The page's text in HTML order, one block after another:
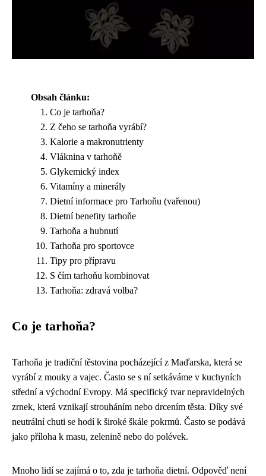
Obsah článku:
Co je tarhoňa?
Z čeho se tarhoňa vyrábí?
Kalorie a makronutrienty
Vláknina v tarhoňě
Glykemický index
Vitamíny a minerály
Dietní informace pro Tarhoňu (vařenou)
Dietní benefity tarhoňe
Tarhoňa a hubnutí
Tarhoňa pro sportovce
Tipy pro přípravu
S čím tarhoňu kombinovat
Tarhoňa: zdravá volba?
Co je tarhoňa?
Tarhoňa je tradiční těstovina pocházející z Maďarska, která se
vyrábí z mouky a vajec. Často se s ní setkáváme v kuchyních
střední a východní Evropy. Má specifický tvar nepravidelných
zrnek, která vznikají strouháním nebo drcením těsta. Díky své
neutrální chuti se hodí k široké škále pokrmů. Často se podává
jako příloha k masu, zelenině nebo do polévek.
Mnoho lidí se zajímá o to, zda je tarhoňa dietní. Odpověď není